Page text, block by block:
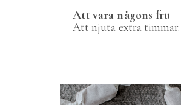
Att vara någons fru
Att njuta extra timmar.